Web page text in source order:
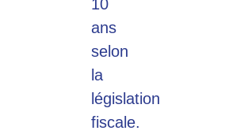
10
ans
selon
la
législation
fiscale.